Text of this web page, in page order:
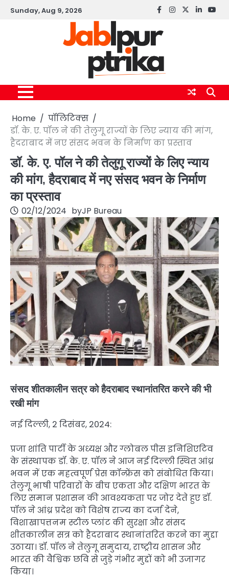
SkipSunday, Aug 9, 2026 Facebook
instagram
twitterlinkedin
Home
पॉलिटिक्स
डॉ. के. ए. पॉल ने की तेलुगू राज्यों के लिए न्याय की मांग,
हैदराबाद में नए संसद भवन के निर्माण का प्रस्ताव
डॉ. के. ए. पॉल ने की तेलुगू राज्यों के लिए न्याय
की मांग, हैदराबाद में नए संसद भवन के निर्माण
का प्रस्ताव
02/12/2024 byJP Bureau
संसद शीतकालीन सत्र को हैदराबाद स्थानांतरित करने की भी
रखी मांग
नई दिल्ली, 2 दिसंबर, 2024:
प्रजा शांति पार्टी के अध्यक्ष और ग्लोबल पीस इनिशिएटिव
के संस्थापक डॉ. के. ए. पॉल ने आज नई दिल्ली स्थित आंध्र
भवन में एक महत्वपूर्ण प्रेस कॉन्फ्रेंस को संबोधित किया।
तेलुगू भाषी परिवारों के बीच एकता और दक्षिण भारत के
लिए समान प्रशासन की आवश्यकता पर जोर देते हुए डॉ.
पॉल ने आंध्र प्रदेश को विशेष राज्य का दर्जा देने,
विशाखापत्तनम स्टील प्लांट की सुरक्षा और संसद
शीतकालीन सत्र को हैदराबाद स्थानांतरित करने का मुद्दा
उठाया। डॉ. पॉल ने तेलुगू समुदाय, राष्ट्रीय शासन और
भारत की वैश्विक छवि से जुड़े गंभीर मुद्दों को भी उजागर
किया।